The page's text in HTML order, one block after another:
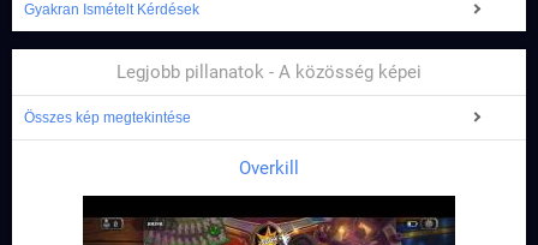
Gyakran Ismételt Kérdések
Legjobb pillanatok - A közösség képei
Összes kép megtekintése
Overkill